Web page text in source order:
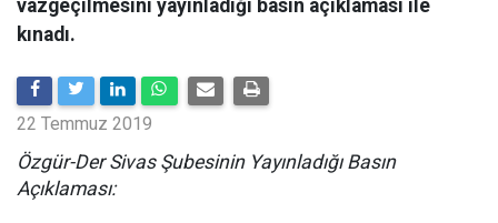
vazgeçilmesini yayınladığı basın açıklaması ile
kınadı.
22 Temmuz 2019
Özgür-Der Sivas Şubesinin Yayınladığı Basın
Açıklaması: